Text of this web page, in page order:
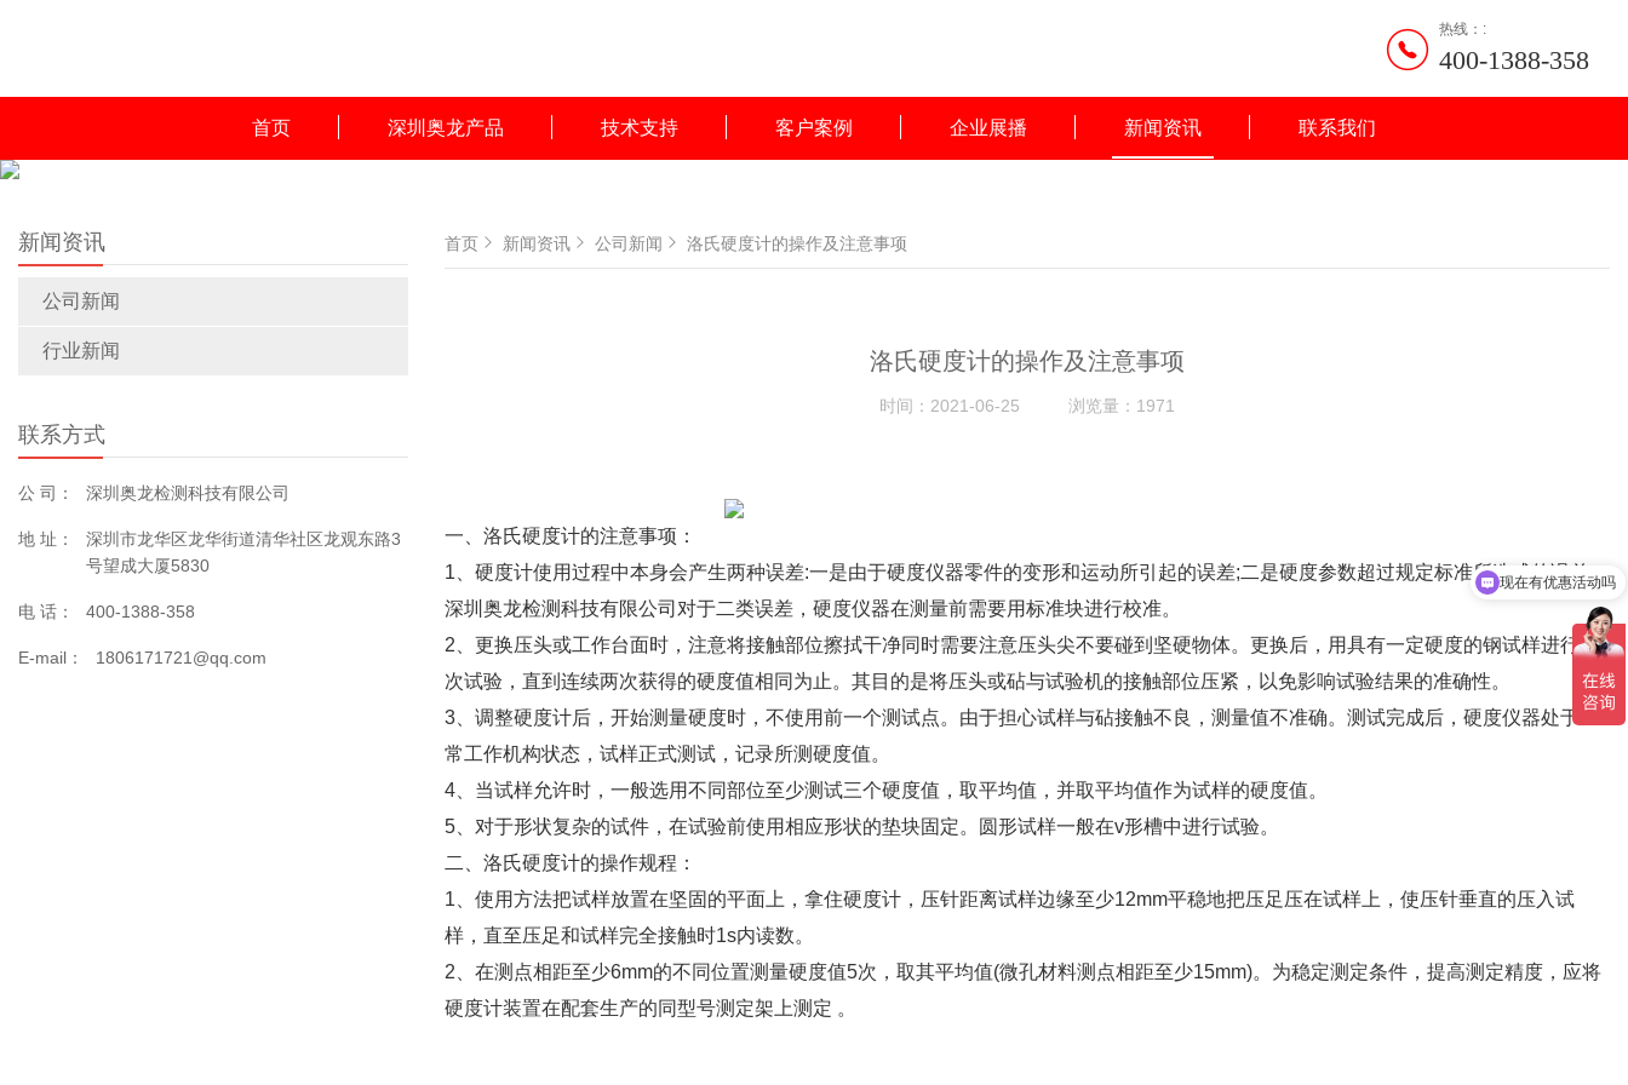
热线：:
400-1388-358
首页 深圳奥龙产品 技术支持 客户案例 企业展播 新闻资讯 联系我们
新闻资讯
公司新闻
行业新闻
联系方式
公 司： 深圳奥龙检测科技有限公司
地 址：
深圳市龙华区龙华街道清华社区龙观东路3
号望成大厦5830
电 话： 400-1388-358
E-mail： 1806171721@qq.com
首页 新闻资讯 公司新闻 洛氏硬度计的操作及注意事项
洛氏硬度计的操作及注意事项
时间： 2021-06-25 浏览量： 1971
一、洛氏硬度计的注意事项：
1、硬度计使用过程中本身会产生两种误差:一是由于硬度仪器零件的变形和运动所引起的误差;二是硬度参数超过规定标准所造成的误差。
深圳奥龙检测科技有限公司对于二类误差，硬度仪器在测量前需要用标准块进行校准。
2、更换压头或工作台面时，注意将接触部位擦拭干净同时需要注意压头尖不要碰到坚硬物体。更换后，用具有一定硬度的钢试样进行多
次试验，直到连续两次获得的硬度值相同为止。其目的是将压头或砧与试验机的接触部位压紧，以免影响试验结果的准确性。
3、调整硬度计后，开始测量硬度时，不使用前一个测试点。由于担心试样与砧接触不良，测量值不准确。测试完成后，硬度仪器处于正
常工作机构状态，试样正式测试，记录所测硬度值。
4、当试样允许时，一般选用不同部位至少测试三个硬度值，取平均值，并取平均值作为试样的硬度值。
5、对于形状复杂的试件，在试验前使用相应形状的垫块固定。圆形试样一般在v形槽中进行试验。
二、洛氏硬度计的操作规程：
1、使用方法把试样放置在坚固的平面上，拿住硬度计，压针距离试样边缘至少12mm平稳地把压足压在试样上，使压针垂直的压入试
样，直至压足和试样完全接触时1s内读数。
2、在测点相距至少6mm的不同位置测量硬度值5次，取其平均值(微孔材料测点相距至少15mm)。为稳定测定条件，提高测定精度，应将
硬度计装置在配套生产的同型号测定架上测定 。
现在有优惠活动吗